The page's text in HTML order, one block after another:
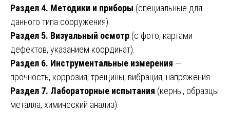
Раздел 4. Методики и приборы (специальные для
данного типа сооружения).
Раздел 5. Визуальный осмотр (с фото, картами
дефектов, указанием координат).
Раздел 6. Инструментальные измерения —
прочность, коррозия, трещины, вибрация, напряжения.
Раздел 7. Лабораторные испытания (керны, образцы
металла, химический анализ).